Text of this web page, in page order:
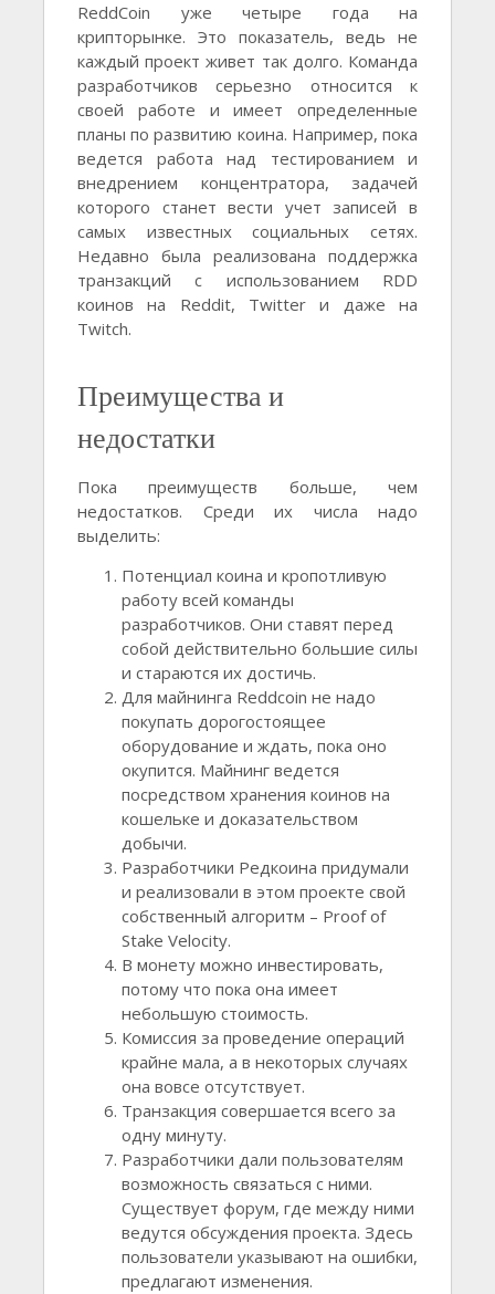
ReddCoin уже четыре года на
крипторынке. Это показатель, ведь не
каждый проект живет так долго. Команда
разработчиков серьезно относится к
своей работе и имеет определенные
планы по развитию коина. Например, пока
ведется работа над тестированием и
внедрением концентратора, задачей
которого станет вести учет записей в
самых известных социальных сетях.
Недавно была реализована поддержка
транзакций с использованием RDD
коинов на Reddit, Twitter и даже на
Twitch.
Преимущества и
недостатки
Пока преимуществ больше, чем
недостатков. Среди их числа надо
выделить:
Потенциал коина и кропотливую
работу всей команды
разработчиков. Они ставят перед
собой действительно большие силы
и стараются их достичь.
Для майнинга Reddcoin не надо
покупать дорогостоящее
оборудование и ждать, пока оно
окупится. Майнинг ведется
посредством хранения коинов на
кошельке и доказательством
добычи.
Разработчики Редкоина придумали
и реализовали в этом проекте свой
собственный алгоритм – Proof of
Stake Velocity.
В монету можно инвестировать,
потому что пока она имеет
небольшую стоимость.
Комиссия за проведение операций
крайне мала, а в некоторых случаях
она вовсе отсутствует.
Транзакция совершается всего за
одну минуту.
Разработчики дали пользователям
возможность связаться с ними.
Существует форум, где между ними
ведутся обсуждения проекта. Здесь
пользователи указывают на ошибки,
предлагают изменения.